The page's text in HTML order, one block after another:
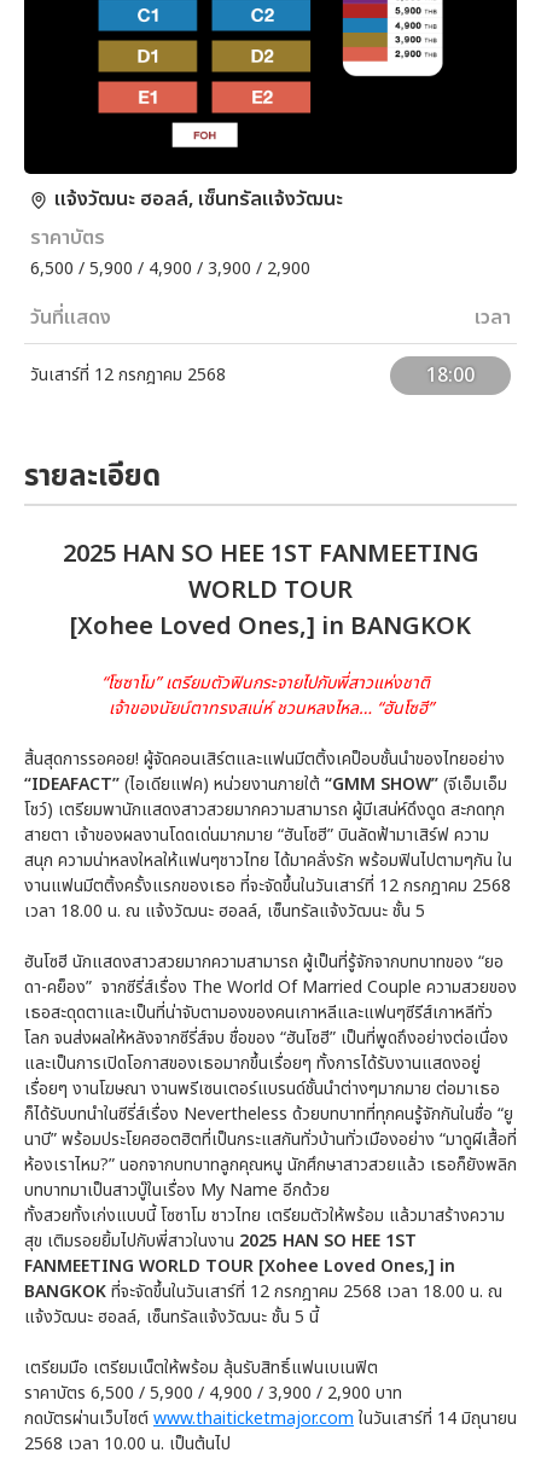
แจ้งวัฒนะ ฮอลล์, เซ็นทรัลแจ้งวัฒนะ
ราคาบัตร
6,500 / 5,900 / 4,900 / 3,900 / 2,900
วันที่แสดง เวลา
วันเสาร์ที่ 12 กรกฎาคม 2568 18:00
รายละเอียด
2025 HAN SO HEE 1ST FANMEETING
WORLD TOUR
[Xohee Loved Ones,] in BANGKOK
“โซซาโม” เตรียมตัวฟินกระจายไปกับพี่สาวแห่งชาติ
เจ้าของนัยน์ตาทรงสเน่ห์ ชวนหลงไหล… “ฮันโซฮี”
สิ้นสุดการรอคอย! ผู้จัดคอนเสิร์ตและแฟนมีตติ้งเคป็อบชั้นนำของไทยอย่าง
“IDEAFACT”(ไอเดียแฟค) หน่วยงานภายใต้ “GMM SHOW”(จีเอ็มเอ็ม
โชว์) เตรียมพานักแสดงสาวสวยมากความสามารถ ผู้มีเสน่ห์ดึงดูด สะกดทุก
สายตา เจ้าของผลงานโดดเด่นมากมาย “ฮันโซฮี” บินลัดฟ้ามาเสิร์ฟ ความ
สนุก ความน่าหลงใหลให้แฟนๆชาวไทย ได้มาคลั่งรัก พร้อมฟินไปตามๆกัน ใน
งานแฟนมีตติ้งครั้งแรกของเธอ ที่จะจัดขึ้นในวันเสาร์ที่ 12 กรกฎาคม 2568
เวลา 18.00 น. ณ แจ้งวัฒนะ ฮอลล์, เซ็นทรัลแจ้งวัฒนะ ชั้น 5
ฮันโซฮี นักแสดงสาวสวยมากความสามารถ ผู้เป็นที่รู้จักจากบทบาทของ “ยอ
ดา-คย็อง” จากซีรี่ส์เรื่อง The World Of Married Couple ความสวยของ
เธอสะดุดตาและเป็นที่น่าจับตามองของคนเกาหลีและแฟนๆซีรีส์เกาหลีทั่ว
โลก จนส่งผลให้หลังจากซีรี่ส์จบ ชื่อของ “ฮันโซฮี” เป็นที่พูดถึงอย่างต่อเนื่อง
และเป็นการเปิดโอกาสของเธอมากขึ้นเรื่อยๆ ทั้งการได้รับงานแสดงอยู่
เรื่อยๆ งานโฆษณา งานพรีเซนเตอร์แบรนด์ชั้นนำต่างๆมากมาย ต่อมาเธอ
ก็ได้รับบทนำในซีรี่ส์เรื่อง Nevertheless ด้วยบทบาทที่ทุกคนรู้จักกันในชื่อ “ยู
นาบี” พร้อมประโยคฮอตฮิตที่เป็นกระแสกันทั่วบ้านทั่วเมืองอย่าง “มาดูผีเสื้อที่
ห้องเราไหม?” นอกจากบทบาทลูกคุณหนู นักศึกษาสาวสวยแล้ว เธอก็ยังพลิก
บทบาทมาเป็นสาวบู๊ในเรื่อง My Name อีกด้วย
ทั้งสวยทั้งเก่งแบบนี้ โซซาโม ชาวไทย เตรียมตัวให้พร้อม แล้วมาสร้างความ
สุข เติมรอยยิ้มไปกับพี่สาวในงาน 2025 HAN SO HEE 1ST
FANMEETING WORLD TOUR [Xohee Loved Ones,] in
BANGKOKที่จะจัดขึ้นในวันเสาร์ที่ 12 กรกฎาคม 2568 เวลา 18.00 น. ณ
แจ้งวัฒนะ ฮอลล์, เซ็นทรัลแจ้งวัฒนะ ชั้น 5 นี้
เตรียมมือ เตรียมเน็ตให้พร้อม ลุ้นรับสิทธิ์แฟนเบเนฟิต
ราคาบัตร 6,500 / 5,900 / 4,900 / 3,900 / 2,900 บาท
กดบัตรผ่านเว็บไซต์www.thaiticketmajor.com ในวันเสาร์ที่ 14 มิถุนายน
2568 เวลา 10.00 น. เป็นต้นไป